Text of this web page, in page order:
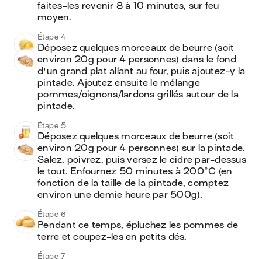
faites-les revenir 8 à 10 minutes, sur feu
moyen.
Étape 4
Déposez quelques morceaux de beurre (soit
environ 20g pour 4 personnes) dans le fond
d'un grand plat allant au four, puis ajoutez-y la
pintade. Ajoutez ensuite le mélange
pommes/oignons/lardons grillés autour de la
pintade.
Étape 5
Déposez quelques morceaux de beurre (soit
environ 20g pour 4 personnes) sur la pintade.
Salez, poivrez, puis versez le cidre par-dessus
le tout. Enfournez 50 minutes à 200°C (en
fonction de la taille de la pintade, comptez
environ une demie heure par 500g).
Étape 6
Pendant ce temps, épluchez les pommes de
terre et coupez-les en petits dés.
Étape 7